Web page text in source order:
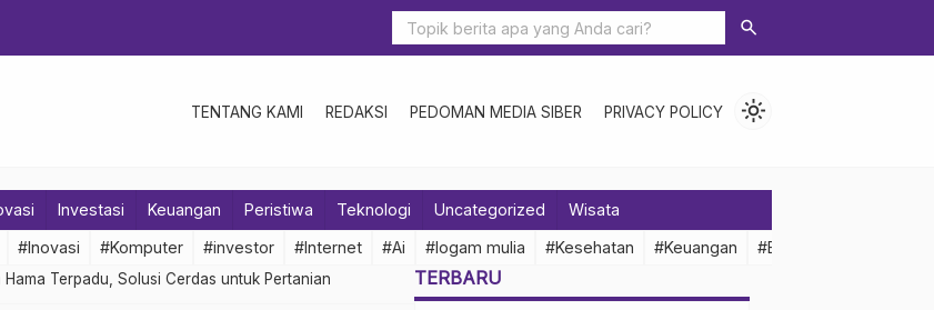
search
TENTANG KAMI REDAKSI PEDOMAN MEDIA SIBER PRIVACY POLICY light_mode
Investasi Keuangan Peristiwa Teknologi Uncategorized Wisata
#Inovasi #Komputer #investor #Internet #Ai #logam mulia #Kesehatan #Keuangan #Ekonomi Indonesia
Terpadu, Solusi Cerdas untuk Pertanian TERBARU